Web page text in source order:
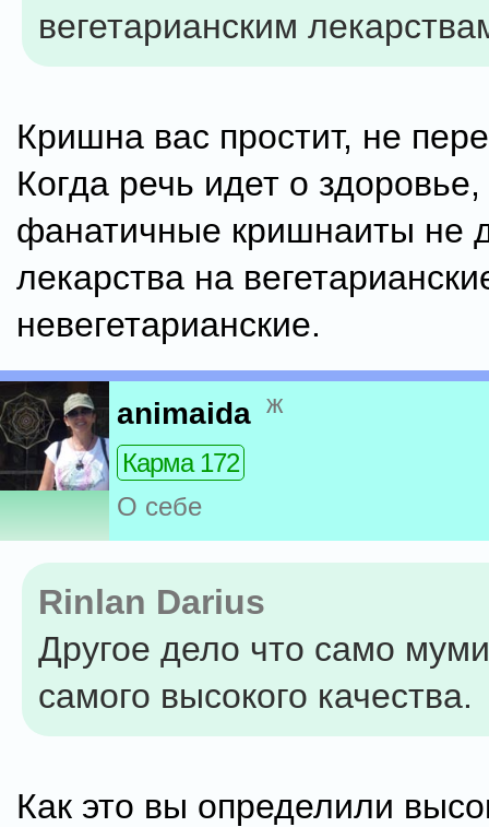
вегетарианским
Кришна вас простит, не
Когда речь идет о
фанатичные кришнаиты не
лекарства на
невегетарианские.
animaida ж
Карма 172
О себе
Rinlan Darius
Другое дело что само
самого высокого качества.
Как это вы определили